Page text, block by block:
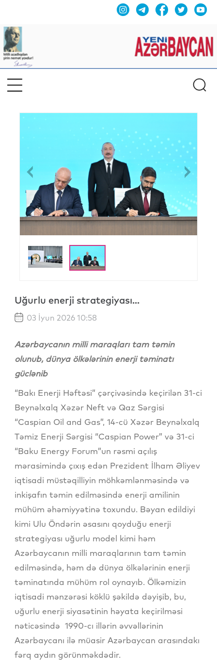
Previous
Uğurlu enerji strategiyası...
03 İyun 2026 10:58
Azərbaycanın milli maraqları tam təmin
olunub, dünya ölkələrinin enerji təminatı
güclənib
“Bakı Enerji Həftəsi” çərçivəsində keçirilən 31-ci
Beynəlxalq Xəzər Neft və Qaz Sərgisi
“Caspian Oil and Gas”, 14-cü Xəzər Beynəlxalq
Təmiz Enerji Sərgisi “Caspian Power” və 31-ci
“Baku Energy Forum”un rəsmi açılış
mərasimində çıxış edən Prezident İlham Əliyev
iqtisadi müstəqilliyin möhkəmlənməsində və
inkişafın təmin edilməsində enerji amilinin
mühüm əhəmiyyətinə toxundu. Bəyan edildiyi
kimi Ulu Öndərin əsasını qoyduğu enerji
strategiyası uğurlu model kimi həm
Azərbaycanın milli maraqlarının tam təmin
edilməsində, həm də dünya ölkələrinin enerji
təminatında mühüm rol oynayıb. Ölkəmizin
iqtisadi mənzərəsi köklü şəkildə dəyişib, bu,
uğurlu enerji siyasətinin həyata keçirilməsi
nəticəsində 1990-cı illərin əvvəllərinin
Azərbaycanı ilə müasir Azərbaycan arasındakı
fərq aydın görünməkdədir.